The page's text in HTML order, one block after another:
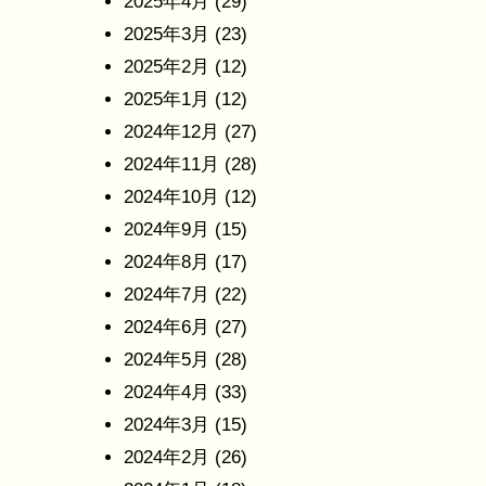
2025年3月 (23)
2025年2月 (12)
2025年1月 (12)
2024年12月 (27)
2024年11月 (28)
2024年10月 (12)
2024年9月 (15)
2024年8月 (17)
2024年7月 (22)
2024年6月 (27)
2024年5月 (28)
2024年4月 (33)
2024年3月 (15)
2024年2月 (26)